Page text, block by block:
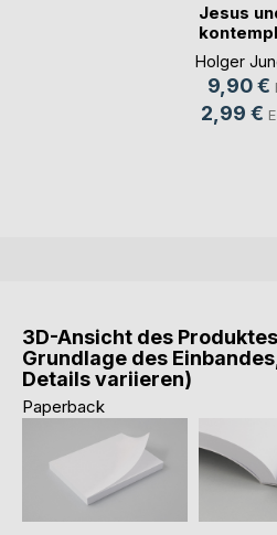
Jesus
Leben
Holger
9,90 €
2,99 €
3D-Ansicht des
Grundlage des
Details variieren)
Paperback